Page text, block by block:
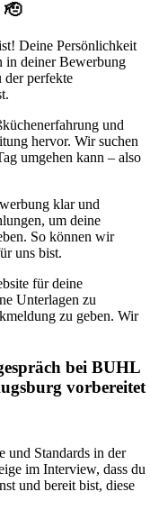
🫡
Deine Persönlichkeit
in deiner Bewerbung
der perfekte
und
hervor. Wir suchen
umgehen kann – also
klar und
um deine
So können wir
uns bist.
für deine
Unterlagen zu
zu geben. Wir
bei BUHL
vorbereitet
und Standards in der
im Interview, dass du
und bereit bist, diese